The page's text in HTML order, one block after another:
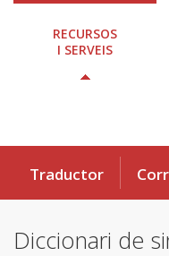
RECURSOS
I SERVEIS
Traductor
Diccionari de